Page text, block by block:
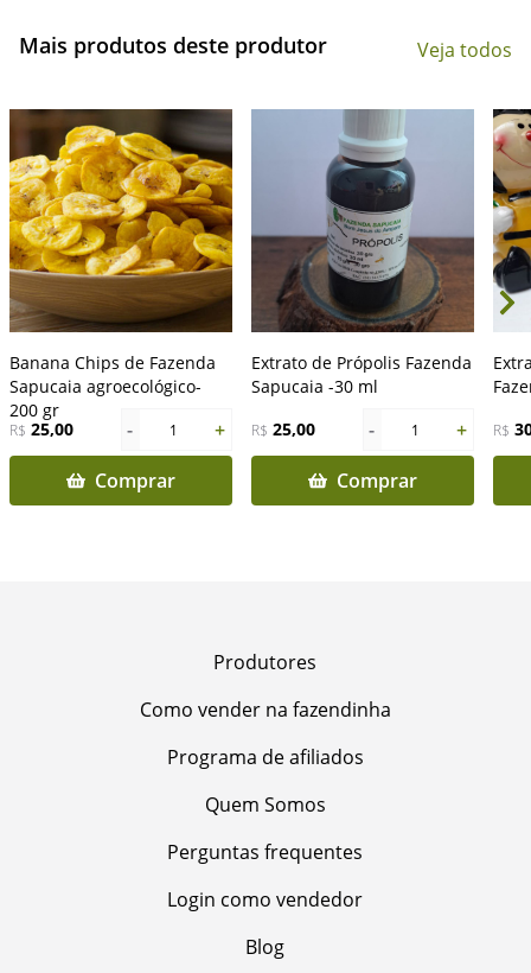
Mais produtos deste produtor Veja todos
Banana Chips de Fazenda
Sapucaia agroecológico-
200 gr
R$ 25,00 - 1
+
Comprar
Extrato de Própolis Fazenda
Sapucaia -30 ml
R$ 25,00 - 1
+
Comprar
R$
Produtores
Como vender na fazendinha
Programa de afiliados
Quem Somos
Perguntas frequentes
Login como vendedor
Blog